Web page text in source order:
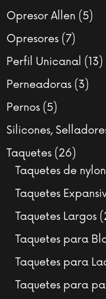
Opresor Allen 55
Opresores 77
Perfil Unicanal 1313
Perneadoras 33
Pernos 55
productos
Silicones,
Taquetes 2626
Taquetes de nylon
Taquetes
Taquetes Largos
Taquetes para
Taquetes para
Taquetes para